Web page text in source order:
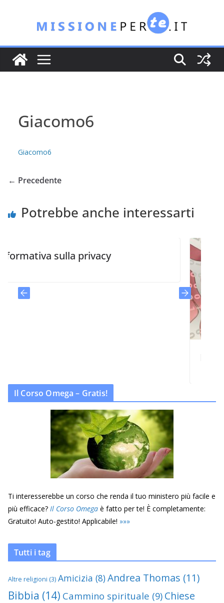
contenuto
Giacomo6
Giacomo6
← Precedente
Potrebbe anche interessarti
sulla privacy
Il Corso Omega – Gratis!
Ti interesserebbe un corso che renda il tuo ministero più facile e
più efficace? Il Corso Omega è fatto per te! È completamente:
Gratuito! Auto-gestito! Applicabile! »»»
Tutti i tag
Altre religioni (3) Amicizia (8)Andrea Thomas (11)
Bibbia (14) Cammino spirituale (9) Chiese